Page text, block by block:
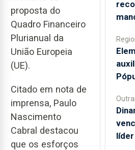
proposta do
Quadro Financeiro
Plurianual da
União Europeia
(UE).
Citado em nota de
imprensa, Paulo
Nascimento
Cabral destacou
que os esforços